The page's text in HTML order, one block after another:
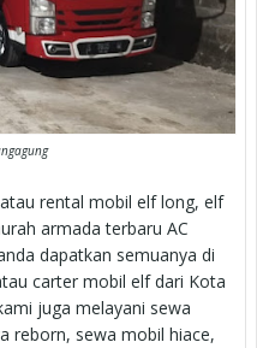
rental mobil elf long, elf
armada terbaru AC
dapatkan semuanya di
carter mobil elf dari Kota
juga melayani sewa
reborn, sewa mobil hiace,